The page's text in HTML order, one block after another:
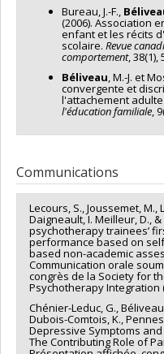
Bureau, J.-F.,
(2006). Association
enfant et les récits
scolaire. Revue
comportement, 38(1),
Béliveau, M.-J. et
convergente et
l'attachement adulte
l'éducation familiale,
Communications
Lecours, S., Joussemet, M.,
Daigneault, I. Meilleur, D.,
psychotherapy trainees’
performance based on
based non-academic
Communication orale
congrès de la Society for
Psychotherapy Integration
Chénier-Leduc, G.,
Dubois-Comtois, K.,
Depressive Symptoms
The Contributing Role of